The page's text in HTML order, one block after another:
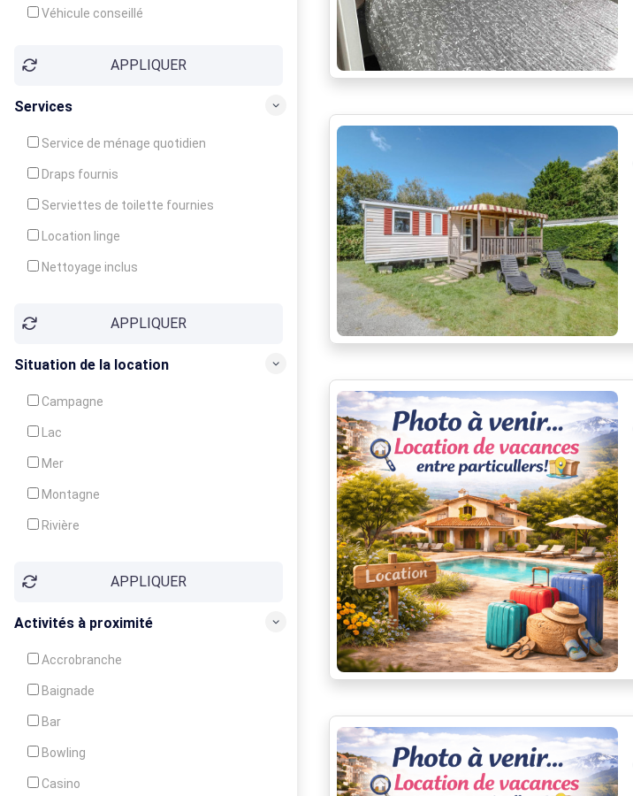
Véhicule conseillé
APPLIQUER
Services
Service de ménage quotidien
Draps fournis
Serviettes de toilette fournies
Location linge
Nettoyage inclus
Garde d'enfants
Crèche
APPLIQUER
Situation de la location
Campagne
Lac
Mer
Montagne
Rivière
APPLIQUER
Activités à proximité
Accrobranche
Baignade
Bar
Bowling
Casino